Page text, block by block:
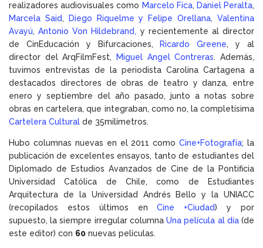
realizadores audiovisuales como Marcelo Fica, Daniel Peralta,
Marcela Said, Diego Riquelme y Felipe Orellana,Valentina
Avayú,Antonio Von Hildebrand, y recientemente al director
de CinEducación y Bifurcaciones, Ricardo Greene, y al
director del ArqFilmFest,
Miguel Angel Contreras. Además,
tuvimos entrevistas de la periodista Carolina Cartagena a
destacados directores de obras de teatro y danza, entre
enero y septiembre del año pasado, junto a notas sobre
obras en cartelera, que integraban, como no, la completísima
Cartelera Cultural de 35milímetros.
Hubo columnas nuevas en el 2011 comoCine+Fotografía; la
publicación de excelentes ensayos, tanto de estudiantes del
Diplomado de Estudios Avanzados de Cine de la Pontificia
Universidad Católica de Chile, como de Estudiantes
Arquitectura de la Universidad Andrés Bello y la UNIACC
(recopilados estos últimos enCine +Ciudad) y por
supuesto, la siempre irregular columnaUna película al día(de
este editor) con 60 nuevas películas.